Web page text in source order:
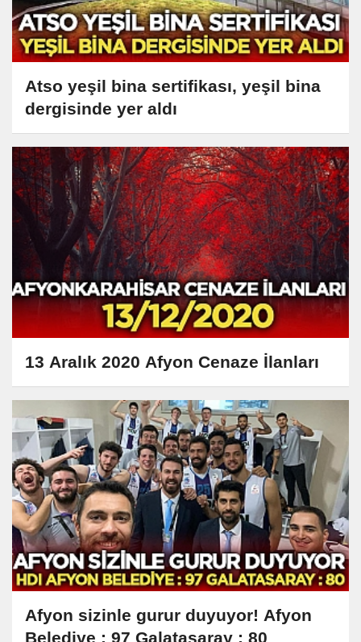
Atso yeşil bina sertifikası, yeşil bina
dergisinde yer aldı
13 Aralık 2020 Afyon Cenaze İlanları
Afyon sizinle gurur duyuyor! Afyon
Belediye : 97 Galatasaray : 80